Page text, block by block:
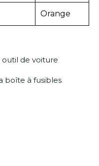
Orange
outil de voiture
boîte à fusibles